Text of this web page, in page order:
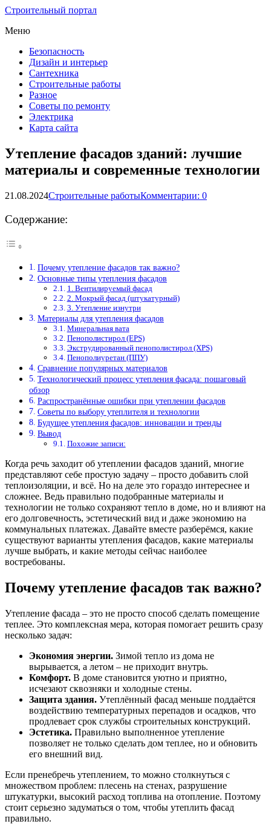
Строительный портал
Меню
Безопасность
Дизайн и интерьер
Сантехника
Строительные работы
Разное
Советы по ремонту
Электрика
Карта сайта
Утепление фасадов зданий: лучшие
материалы и современные технологии
21.08.2024Строительные работыКомментарии: 0
Содержание:
Почему утепление фасадов так важно?
Основные типы утепления фасадов
1. Вентилируемый фасад
2. Мокрый фасад (штукатурный)
3. Утепление изнутри
Материалы для утепления фасадов
Минеральная вата
Пенополистирол (EPS)
Экструдированный пенополистирол (XPS)
Пенополиуретан (ППУ)
Сравнение популярных материалов
Технологический процесс утепления фасада: пошаговый
обзор
Распространённые ошибки при утеплении фасадов
Советы по выбору утеплителя и технологии
Будущее утепления фасадов: инновации и тренды
Вывод
Похожие записи:
Когда речь заходит об утеплении фасадов зданий, многие
представляют себе простую задачу – просто добавить слой
теплоизоляции, и всё. Но на деле это гораздо интереснее и
сложнее. Ведь правильно подобранные материалы и
технологии не только сохраняют тепло в доме, но и влияют на
его долговечность, эстетический вид и даже экономию на
коммунальных платежах. Давайте вместе разберёмся, какие
существуют варианты утепления фасадов, какие материалы
лучше выбрать, и какие методы сейчас наиболее
востребованы.
Почему утепление фасадов так важно?
Утепление фасада – это не просто способ сделать помещение
теплее. Это комплексная мера, которая помогает решить сразу
несколько задач:
Экономия энергии. Зимой тепло из дома не
вырывается, а летом – не приходит внутрь.
Комфорт. В доме становится уютно и приятно,
исчезают сквозняки и холодные стены.
Защита здания. Утеплённый фасад меньше поддаётся
воздействию температурных перепадов и осадков, что
продлевает срок службы строительных конструкций.
Эстетика. Правильно выполненное утепление
позволяет не только сделать дом теплее, но и обновить
его внешний вид.
Если пренебречь утеплением, то можно столкнуться с
множеством проблем: плесень на стенах, разрушение
штукатурки, высокий расход топлива на отопление. Поэтому
стоит серьезно задуматься о том, чтобы утеплить фасад
правильно.